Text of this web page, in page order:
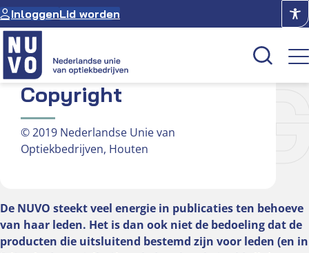
Ga
naar
de
inhoud
InloggenLid worden
Kenniscentrum
Academie
Optiekcentrum
Copyright
© 2019 Nederlandse Unie van
Optiekbedrijven, Houten
De NUVO steekt veel energie in publicaties ten behoeve
van haar leden. Het is dan ook niet de bedoeling dat de
producten die uitsluitend bestemd zijn voor leden (en in